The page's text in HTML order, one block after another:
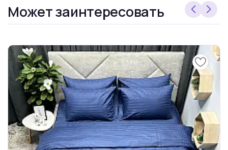
Может заинтересовать